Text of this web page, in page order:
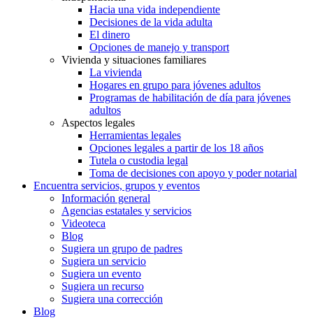
Hacia una vida independiente
Decisiones de la vida adulta
El dinero
Opciones de manejo y transport
Vivienda y situaciones familiares
La vivienda
Hogares en grupo para jóvenes adultos
Programas de habilitación de día para jóvenes
adultos
Aspectos legales
Herramientas legales
Opciones legales a partir de los 18 años
Tutela o custodia legal
Toma de decisiones con apoyo y poder notarial
Encuentra servicios, grupos y eventos
Información general
Agencias estatales y servicios
Videoteca
Blog
Sugiera un grupo de padres
Sugiera un servicio
Sugiera un evento
Sugiera un recurso
Sugiera una corrección
Blog